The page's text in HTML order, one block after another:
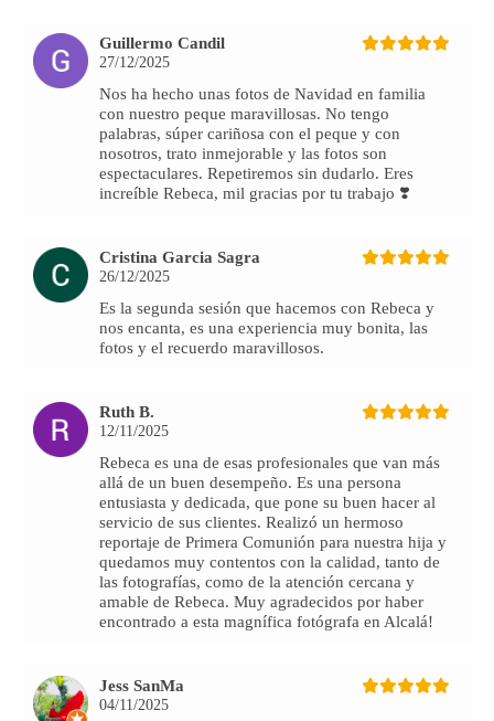
Guillermo Candil
27/12/2025
Nos ha hecho unas fotos de Navidad en familia
con nuestro peque maravillosas. No tengo
palabras, súper cariñosa con el peque y con
nosotros, trato inmejorable y las fotos son
espectaculares. Repetiremos sin dudarlo. Eres
increíble Rebeca, mil gracias por tu trabajo ❣️
Cristina Garcia Sagra
26/12/2025
Es la segunda sesión que hacemos con Rebeca y
nos encanta, es una experiencia muy bonita, las
fotos y el recuerdo maravillosos.
Ruth B.
12/11/2025
Rebeca es una de esas profesionales que van más
allá de un buen desempeño. Es una persona
entusiasta y dedicada, que pone su buen hacer al
servicio de sus clientes. Realizó un hermoso
reportaje de Primera Comunión para nuestra hija y
quedamos muy contentos con la calidad, tanto de
las fotografías, como de la atención cercana y
amable de Rebeca. Muy agradecidos por haber
encontrado a esta magnífica fotógrafa en Alcalá!
Jess SanMa
04/11/2025